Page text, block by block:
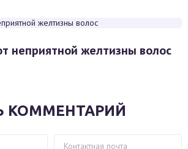
неприятной желтизны волос
КОММЕНТАРИЙ